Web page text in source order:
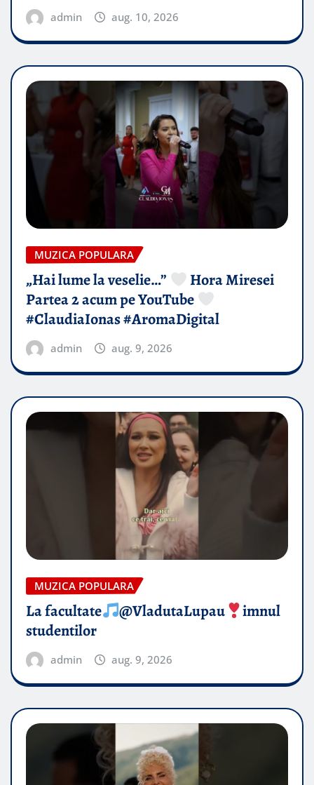
admin aug. 10, 2026
MUZICA POPULARA
„Hai lume la veselie…”
Hora Miresei
Partea 2 acum pe YouTube
#ClaudiaIonas #AromaDigital
admin aug. 9, 2026
MUZICA POPULARA
La facultate @VladutaLupau
imnul
studentilor
admin aug. 9, 2026